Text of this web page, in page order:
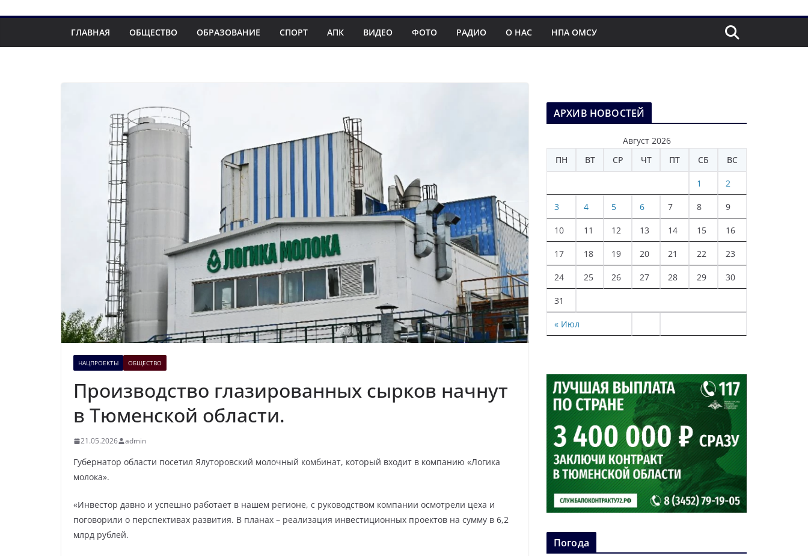
ГЛАВНАЯ ОБЩЕСТВО ОБРАЗОВАНИЕ СПОРТ АПК ВИДЕО ФОТО РАДИО О НАС НПА ОМСУ
НАЦПРОЕКТЫ ОБЩЕСТВО
Производство глазированных сырков начнут
в Тюменской области.
21.05.2026 admin
Губернатор области посетил Ялуторовский молочный комбинат, который входит в компанию «Логика
молока».
«Инвестор давно и успешно работает в нашем регионе, с руководством компании осмотрели цеха и
поговорили о перспективах развития. В планах – реализация инвестиционных проектов на сумму в 6,2
млрд рублей.
АРХИВ НОВОСТЕЙ
Август 2026
ПН
ВТ СР ЧТ ПТ СБ ВС
« Июл
1 2
3 4 5 6 7 8 9
10 11 12 13 14 15 16
17 18 19 20 21 22 23
24 25 26 27 28 29 30
31
Погода